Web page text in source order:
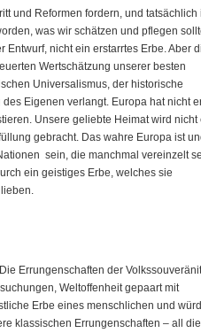
und Reformen fordern, und tatsächlich
was wir schätzen und pflegen
nicht ein erstarrtes Erbe. Aber
Wertschätzung unserer besten
Universalismus, der historische
Eigenen verlangt. Europa hat nicht
Unsere geliebte Heimat wird nicht
gebracht. Das wahre Europa ist
sein, die manchmal vereinzelt
ein geistiges Erbe, welches sie
Errungenschaften der
Weltoffenheit gepaart mit
Erbe eines menschlichen und
klassischen Errungenschaften – all